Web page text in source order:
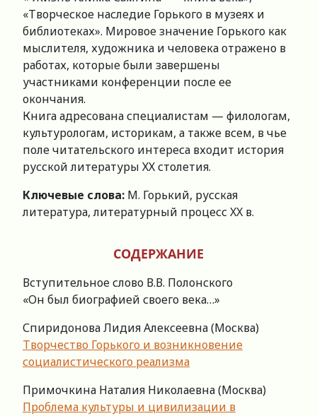
«Творческое наследие Горького в музеях и
библиотеках». Мировое значение Горького как
мыслителя, художника и человека отражено в
работах, которые были завершены
участниками конференции после ее
окончания.
Книга адресована специалистам — филологам,
культурологам, историкам, а также всем, в чье
поле читательского интереса входит история
русской литературы ХХ столетия.
Ключевые слова: М. Горький, русская
литература, литературный процесс XX в.
СОДЕРЖАНИЕ
Вступительное слово В.В. Полонского
«Он был биографией своего века…»
Спиридонова Лидия Алексеевна (Москва)
Творчество Горького и возникновение
социалистического реализма
Примочкина Наталия Николаевна (Москва)
Проблема культуры и цивилизации в